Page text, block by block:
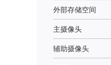
外部存储空间
主摄像头
辅助摄像头